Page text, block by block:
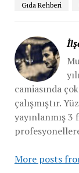
Gıda Rehberi
camiasında
çalışmıştır.
yayınlanmış
More posts